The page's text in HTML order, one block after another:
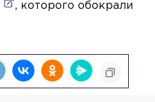
, которого обокрали